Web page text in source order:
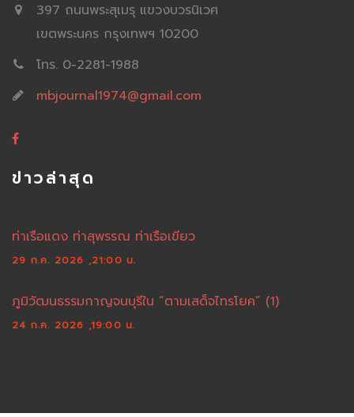
397 ถนนพระสุเมรุ แขวงบวรนิเวศ
เขตพระนคร กรุงเทพฯ 10200
โทร. 0-2281-1988
mbjournal1974@gmail.com
ข่าวล่าสุด
ท่าเรือแดง ท่าสุพรรณ ท่าเรือเขียว
29 ก.ค. 2026 ,21:00 น.
ภูมิวัฒนธรรมกาญจนบุรีใน “ตามเสด็จไทรโยค” (1)
24 ก.ค. 2026 ,19:00 น.